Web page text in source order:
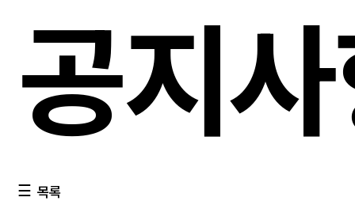
공지
목록